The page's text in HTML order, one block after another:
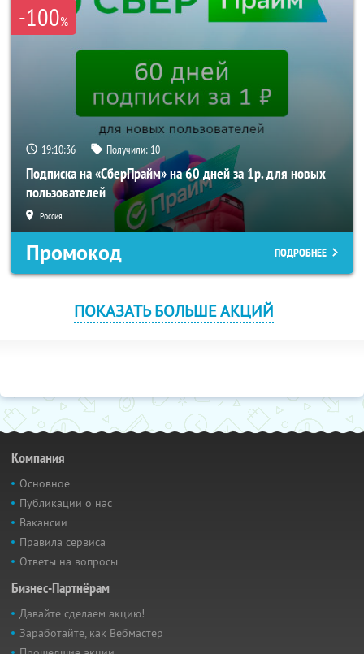
-100%
19:10:34 Получили: 10
Подписка на «СберПрайм» на 60 дней за 1р. для новых
пользователей
Россия
Промокод ПОДРОБНЕЕ
ПОКАЗАТЬ БОЛЬШЕ АКЦИЙ
Компания
Основное
Публикации о нас
Вакансии
Правила сервиса
Ответы на вопросы
Бизнес-Партнёрам
Давайте сделаем акцию!
Заработайте, как Вебмастер